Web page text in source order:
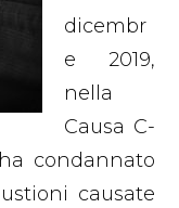
dicembr
e 2019,
nella
Causa C-
condannato
causate